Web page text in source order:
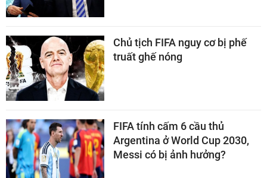
Chủ tịch FIFA nguy cơ bị phế
truất ghế nóng
FIFA tính cấm 6 cầu thủ
Argentina ở World Cup 2030,
Messi có bị ảnh hưởng?